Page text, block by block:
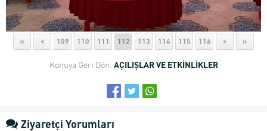
« < 109 110 111 112 113 114 115 116 > »
Konuya Geri Dön: AÇILIŞLAR VE ETKİNLİKLER
Ziyaretçi Yorumları